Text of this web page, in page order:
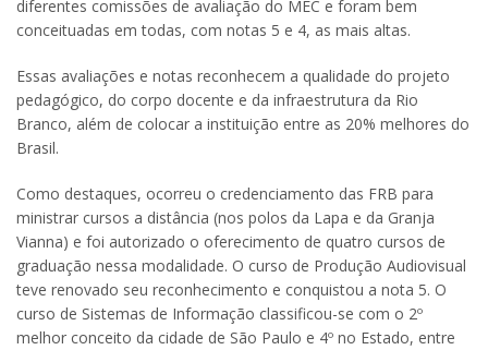
diferentes comissões de avaliação do MEC e foram bem
conceituadas em todas, com notas 5 e 4, as mais altas.
Essas avaliações e notas reconhecem a qualidade do projeto
pedagógico, do corpo docente e da infraestrutura da Rio
Branco, além de colocar a instituição entre as 20% melhores do
Brasil.
Como destaques, ocorreu o credenciamento das FRB para
ministrar cursos a distância (nos polos da Lapa e da Granja
Vianna) e foi autorizado o oferecimento de quatro cursos de
graduação nessa modalidade. O curso de Produção Audiovisual
teve renovado seu reconhecimento e conquistou a nota 5. O
curso de Sistemas de Informação classificou-se com o 2º
melhor conceito da cidade de São Paulo e 4º no Estado, entre